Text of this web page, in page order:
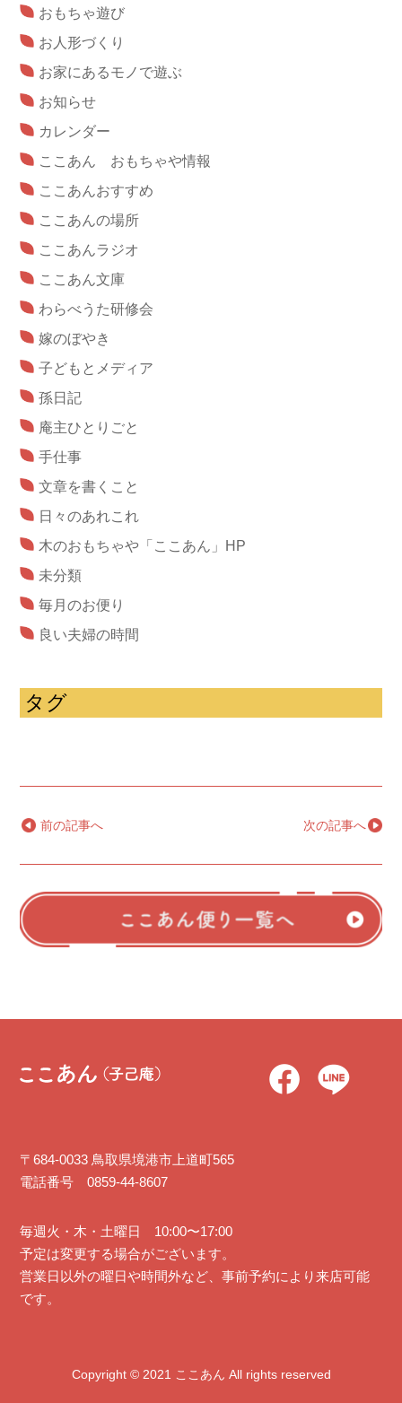
おもちゃ遊び
お人形づくり
お家にあるモノで遊ぶ
お知らせ
カレンダー
ここあん おもちゃや情報
ここあんおすすめ
ここあんの場所
ここあんラジオ
ここあん文庫
わらべうた研修会
嫁のぼやき
子どもとメディア
孫日記
庵主ひとりごと
手仕事
文章を書くこと
日々のあれこれ
木のおもちゃや「ここあん」HP
未分類
毎月のお便り
良い夫婦の時間
タグ
← 前の記事へ 次の記事へ→
〒684-0033 鳥取県境港市上道町565
電話番号 0859-44-8607
毎週火・木・土曜日 10:00〜17:00
予定は変更する場合がございます。
営業日以外の曜日や時間外など、事前予約により来店可能
です。
Copyright ©︎ 2021 ここあん All rights reserved